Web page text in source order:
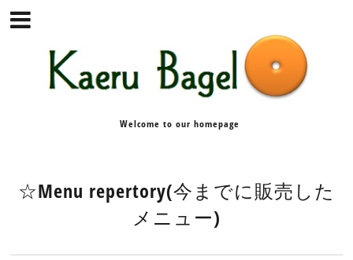
Welcome to our homepage
☆Menu repertory(今までに販売した
メニュー)